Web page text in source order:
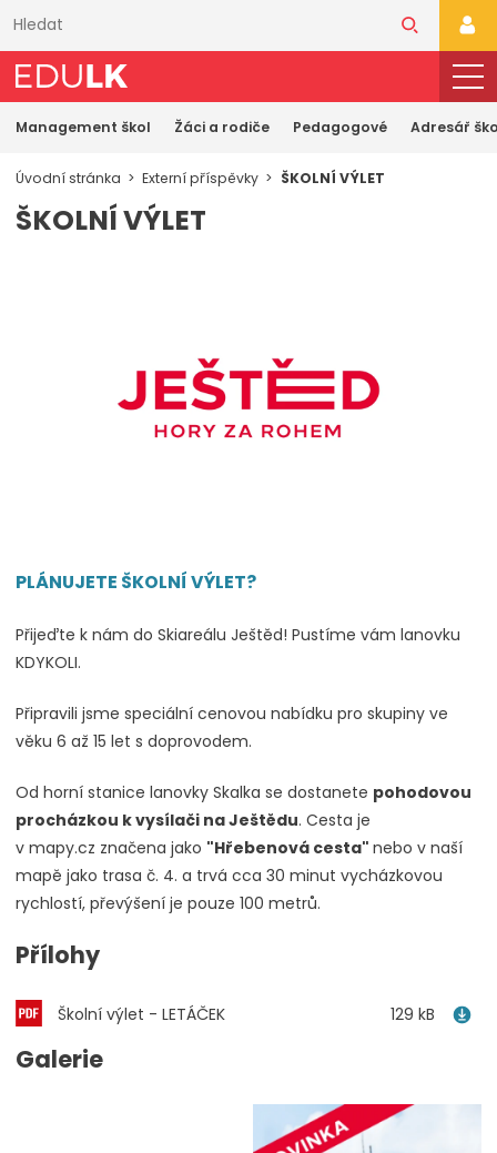
obsahu
Management škol Žáci a rodiče Pedagogové Adresář
Úvodní stránka Externí příspěvky ŠKOLNÍ VÝLET
ŠKOLNÍ VÝLET
PLÁNUJETE ŠKOLNÍ VÝLET?
Přijeďte k nám do Skiareálu Ještěd! Pustíme vám lanovku
KDYKOLI.
Připravili jsme speciální cenovou nabídku pro skupiny ve
věku 6 až 15 let s doprovodem.
Od horní stanice lanovky Skalka se dostanete pohodovou
procházkou k vysílači na Ještědu. Cesta je
v mapy.cz značena jako "Hřebenová cesta" nebo v naší
mapě jako trasa č. 4. a trvá cca 30 minut vycházkovou
rychlostí, převýšení je pouze 100 metrů.
Přílohy
Školní výlet - LETÁČEK 129 kB
Galerie